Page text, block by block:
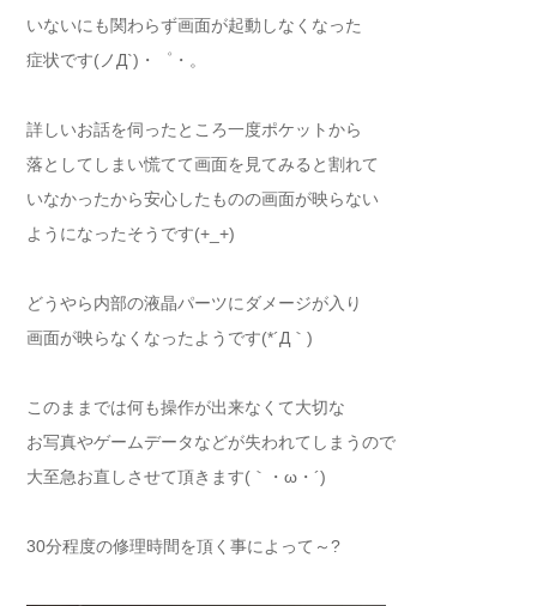
いないにも関わらず画面が起動しなくなった
症状です(ノД`)・゜・。
詳しいお話を伺ったところ一度ポケットから
落としてしまい慌てて画面を見てみると割れて
いなかったから安心したものの画面が映らない
ようになったそうです(+_+)
どうやら内部の液晶パーツにダメージが入り
画面が映らなくなったようです(*´Д｀)
このままでは何も操作が出来なくて大切な
お写真やゲームデータなどが失われてしまうので
大至急お直しさせて頂きます(｀・ω・´)ゞ
30分程度の修理時間を頂く事によって～?